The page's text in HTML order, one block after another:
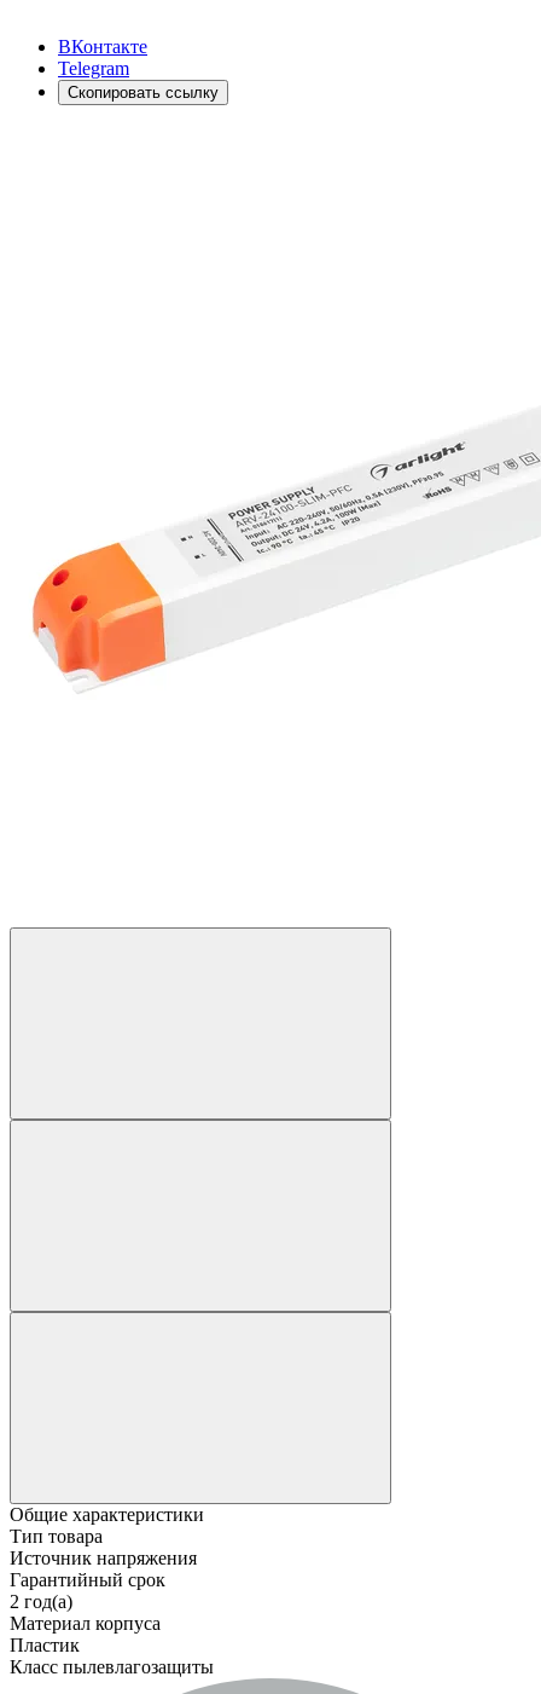
ВКонтакте
Telegram
Скопировать ссылку
Общие характеристики
Тип товара
Источник напряжения
Гарантийный срок
2 год(а)
Материал корпуса
Пластик
Класс пылевлагозащиты